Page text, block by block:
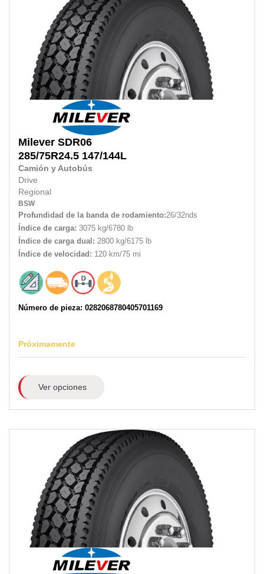
Milever SDR06
285/75R24.5 147/144L
Camión y Autobús
Drive
Regional
BSW
Profundidad de la banda de rodamiento:26/32nds
Índice de carga: 3075 kg/6780 lb
Índice de carga dual: 2800 kg/6175 lb
Índice de velocidad: 120 km/75 mi
Número de pieza: 0282068780405701169
Próximamente
Ver opciones